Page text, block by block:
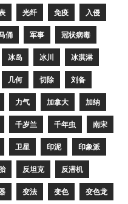
光纤 免疫 入侵
俑 军事 冠状病毒
冰岛 冰川 冰淇淋
几何 切除 刘备
力气 加拿大 加纳
千岁兰 千年虫 南宋
卫星 印泥 印象派
反坦克 反潜机
变法 变色 变色龙